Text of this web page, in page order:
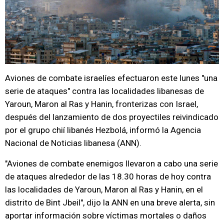
Aviones de combate israelíes efectuaron este lunes "una
serie de ataques" contra las localidades libanesas de
Yaroun, Maron al Ras y Hanin, fronterizas con Israel,
después del lanzamiento de dos proyectiles reivindicado
por el grupo chií libanés Hezbolá, informó la Agencia
Nacional de Noticias libanesa (ANN).
"Aviones de combate enemigos llevaron a cabo una serie
de ataques alrededor de las 18.30 horas de hoy contra
las localidades de Yaroun, Maron al Ras y Hanin, en el
distrito de Bint Jbeil", dijo la ANN en una breve alerta, sin
aportar información sobre víctimas mortales o daños